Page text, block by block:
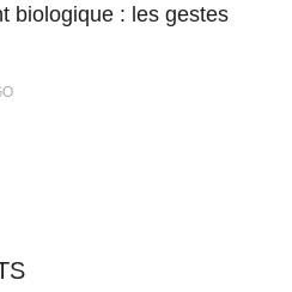
biologique : les gestes